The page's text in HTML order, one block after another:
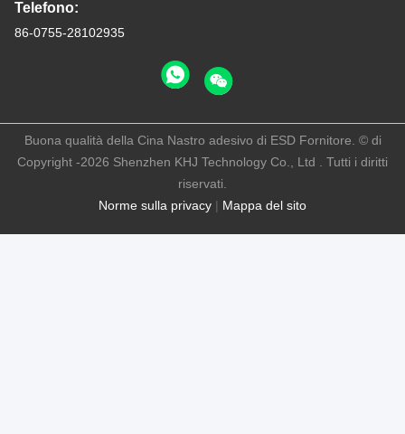
Telefono:
86-0755-28102935
Norme sulla privacy | Mappa del sito
Buona qualità della Cina Nastro adesivo di ESD Fornitore. © di
Copyright -2026 Shenzhen KHJ Technology Co., Ltd . Tutti i diritti
riservati.